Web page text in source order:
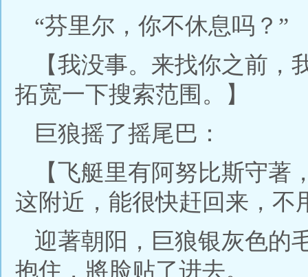
“芬里尔，你不休息吗？”
【我没事。来找你之前
拓宽一下搜索范围。】
巨狼摇了摇尾巴：
【飞艇里有阿努比斯守
这附近，能很快赶回来，不
迎著朝阳，巨狼银灰色的
抱住，將脸贴了进去。